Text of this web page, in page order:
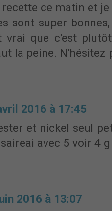
ce matin et
sont super
vrai que c'est
la peine. N'hésitez
2016 à 17:45
et nickel seul
avec 5 voir 4
2016 à 13:07